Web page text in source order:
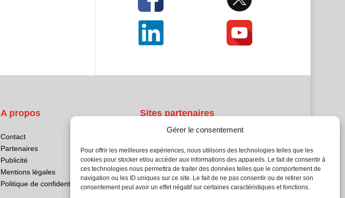
Gérer le consentement
Pour offrir les meilleures expériences, nous utilisons des technologies telles que les
cookies pour stocker et/ou accéder aux informations des appareils. Le fait de consentir à
ces technologies nous permettra de traiter des données telles que le comportement de
navigation ou les ID uniques sur ce site. Le fait de ne pas consentir ou de retirer son
consentement peut avoir un effet négatif sur certaines caractéristiques et fonctions.
A propos
Contact
Partenaires
Publicité
Mentions légales
Politique de confidentialité
Sites partenaires
Atrium Patrimoine
Kiosque 21
L'Atelier Bois
Planète Bâtiment